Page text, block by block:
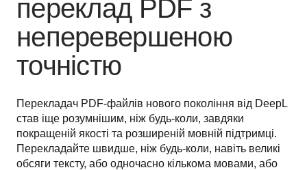
Від якісного перекладу до голосової платформи
переклад PDF з
неперевершеною
точністю
Перекладач PDF-файлів нового покоління від DeepL
став іще розумнішим, ніж будь-коли, завдяки
покращеній якості та розширеній мовній підтримці.
Перекладайте швидше, ніж будь-коли, навіть великі
обсяги тексту, або одночасно кількома мовами, або